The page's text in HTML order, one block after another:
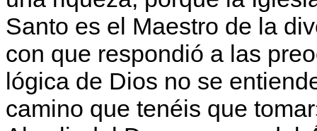
Santo es el Maestro de la
con que respondió a las
lógica de Dios no se
camino que tenéis que